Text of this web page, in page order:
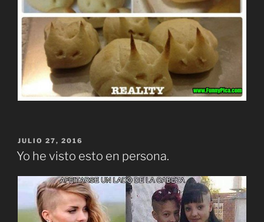
PUBLICADO
EL
JULIO 27, 2016
Yo he visto esto en persona.